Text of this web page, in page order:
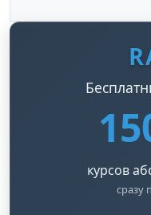
курсов
сразу